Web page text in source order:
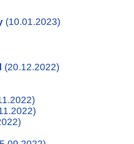
(10.01.2023)
(20.12.2022)